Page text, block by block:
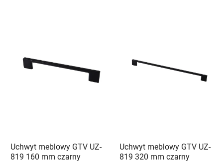
Uchwyt meblowy GTV UZ-
819 160 mm czarny
Uchwyt meblowy GTV UZ-
819 320 mm czarny